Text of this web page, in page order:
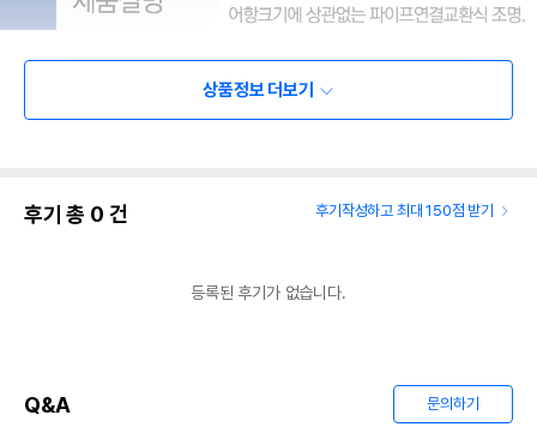
상품정보 더보기
후기 총 0 건 후기작성하고 최대 150점 받기
등록된 후기가 없습니다.
Q&A 문의하기